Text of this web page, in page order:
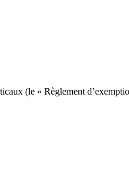
(le « Règlement